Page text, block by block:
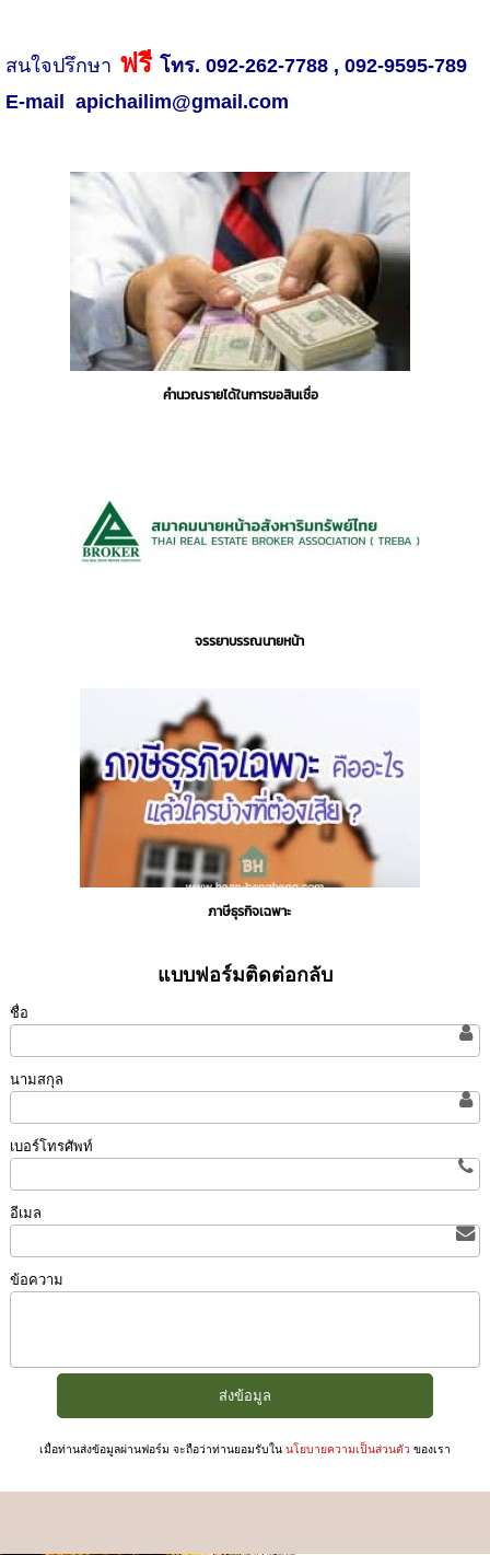
สนใจปรึกษา ฟรี โทร. 092-262-7788 , 092-9595-789
E-mail apichailim@gmail.com
คำนวณรายได้ในการขอสินเชื่อ
จรรยาบรรณนายหน้า
ภาษีธุรกิจเฉพาะ
แบบฟอร์มติดต่อกลับ
ชื่อ
นามสกุล
เบอร์โทรศัพท์
อีเมล
ข้อความ
เมื่อท่านส่งข้อมูลผ่านฟอร์ม จะถือว่าท่านยอมรับในนโยบายความเป็นส่วนตัว ของเรา